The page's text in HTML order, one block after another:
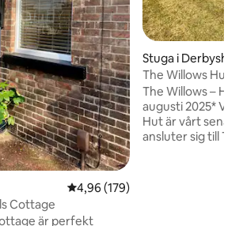
4,96 av 5 i genomsnittligt
4,96 (179)
Cottage
är perfekt
Stuga i Derbyshire
The Willows Hut
Hillside Huts
The Willows –
augusti 2025* Vår
Hut är vårt
ansluter sig till